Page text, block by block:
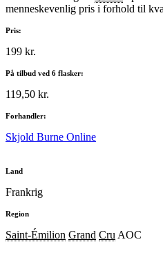
menneskevenlig pris i forhold til
Pris:
199 kr.
På tilbud ved 6 flasker:
119,50 kr.
Forhandler:
Skjold Burne Online
Land
Frankrig
Region
Saint-Émilion Grand Cru AOC